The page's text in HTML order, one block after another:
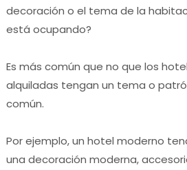
decoración o el tema de la
está ocupando?
Es más común que no que los
alquiladas tengan un tema o
común.
Por ejemplo, un hotel moderno
una decoración moderna,